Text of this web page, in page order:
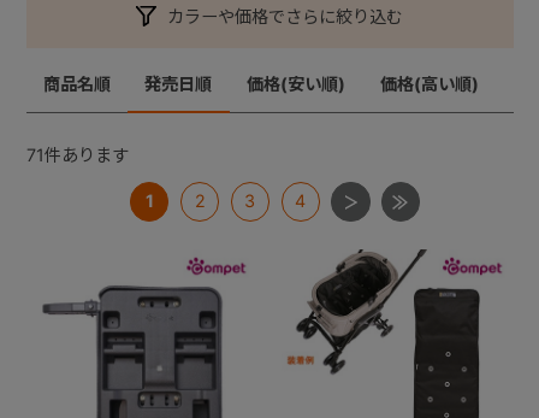
カラーや価格でさらに絞り込む
商品名順 発売日順 価格(安い順) 価格(高い順)
71件あります
1 2 3 4